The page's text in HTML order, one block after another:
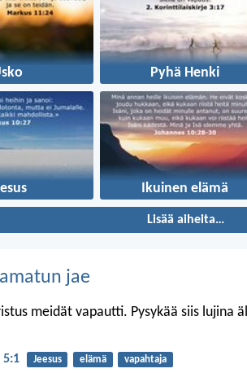
Pyhä Henki
Ikuinen elämä
Lisää aiheita…
jae
meidät vapautti. Pysykää siis lujina
5:1 Jeesus elämä vapahtaja